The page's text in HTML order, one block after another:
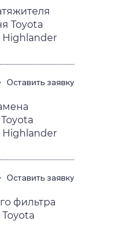
Toyota
Highlander
Оставить заявку
Highlander
Оставить заявку
фильтра